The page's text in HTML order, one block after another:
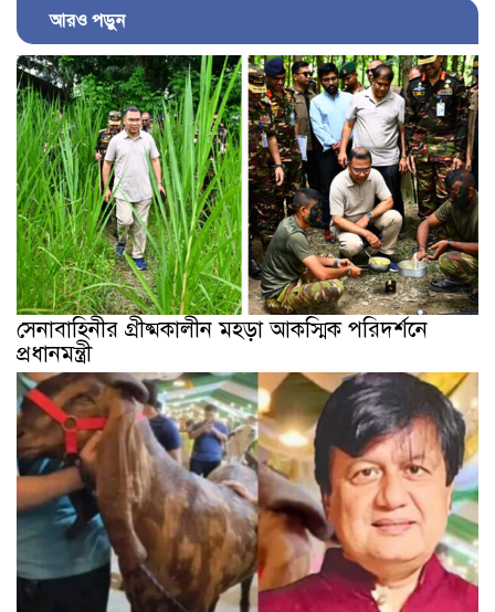
আরও পড়ুন
সেনাবাহিনীর গ্রীষ্মকালীন মহড়া আকস্মিক পরিদর্শনে
প্রধানমন্ত্রী